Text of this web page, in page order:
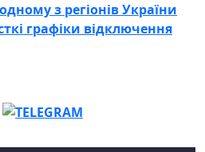
з регіонів України
графіки відключення